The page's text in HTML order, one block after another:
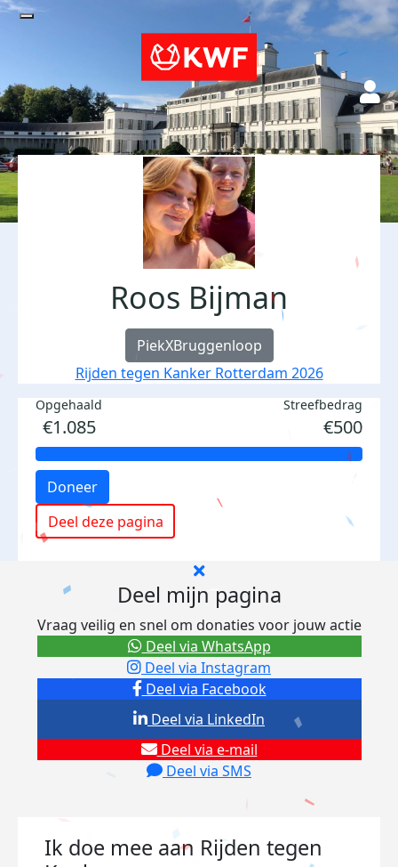
Roos Bijman
PiekXBruggenloop
Rijden tegen Kanker Rotterdam 2026
Opgehaald
€1.085
Streefbedrag
€500
Doneer
Deel deze pagina
Deel mijn pagina
Vraag veilig en snel om donaties voor jouw actie
Deel via Facebook
Deel via Instagram
Deel via e-mail
Deel via SMS
Deel via LinkedIn
Deel via WhatsApp
Ik doe mee aan Rijden tegen